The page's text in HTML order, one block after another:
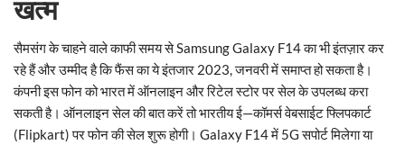
खत्म
सैमसंग के चाहने वाले काफी समय से Samsung Galaxy F14 का भी इंतज़ार कर
रहे हैं और उम्मीद है कि फैंस का ये इंतजार 2023, जनवरी में समाप्त हो सकता है।
कंपनी इस फोन को भारत में ऑनलाइन और रिटेल स्टोर पर सेल के उपलब्ध करा
सकती है। ऑनलाइन सेल की बात करें तो भारतीय ई—कॉमर्स वेबसाईट फ्लिपकार्ट
(Flipkart) पर फोन की सेल शुरू होगी। Galaxy F14 में 5G सपोर्ट मिलेगा या